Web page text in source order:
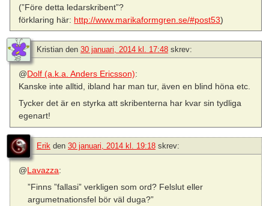
(”Före detta ledarskribent”?
förklaring här: http://www.marikaformgren.se/#post53)
Kristian den 30 januari, 2014 kl. 17:48 skrev:
@Dolf (a.k.a. Anders Ericsson):
Kanske inte alltid, ibland har man tur, även en blind höna etc.
Tycker det är en styrka att skribenterna har kvar sin tydliga
egenart!
Erik den 30 januari, 2014 kl. 19:18 skrev:
@Lavazza:
”Finns ”fallasi” verkligen som ord? Felslut eller
argumetnationsfel bör väl duga?”